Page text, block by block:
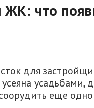
что
для
еще